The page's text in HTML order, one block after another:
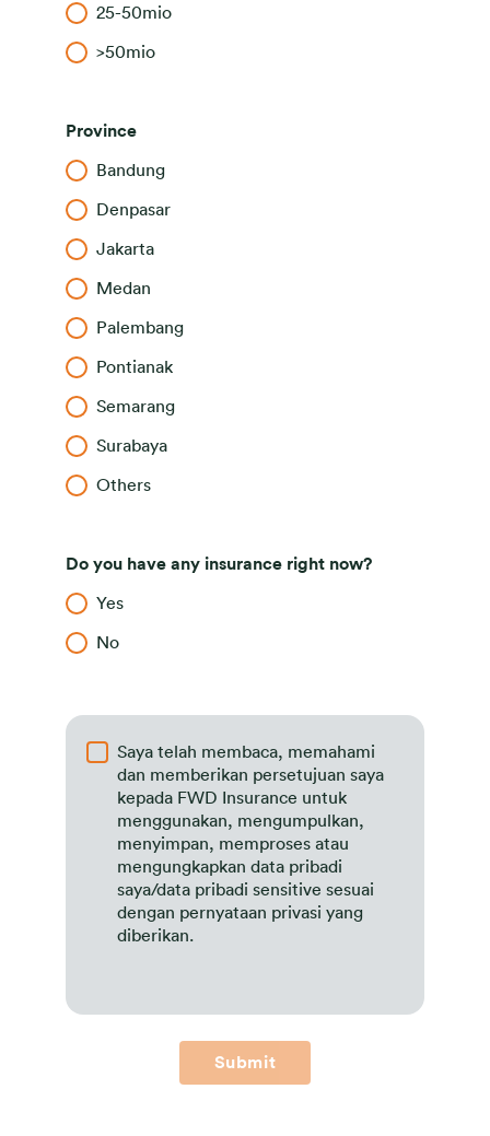
25-50mio
>50mio
Province
Bandung
Denpasar
Jakarta
Medan
Palembang
Pontianak
Semarang
Surabaya
Others
Do you have any insurance right now?
Yes
No
Saya telah membaca, memahami
dan memberikan persetujuan saya
kepada FWD Insurance untuk
menggunakan, mengumpulkan,
menyimpan, memproses atau
mengungkapkan data pribadi
saya/data pribadi sensitive sesuai
dengan pernyataan privasi yang
diberikan.
Submit